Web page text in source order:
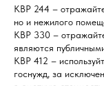
КВР 244 –
но и нежилого
КВР 330 –
являются
КВР 412 –
госнужд, за